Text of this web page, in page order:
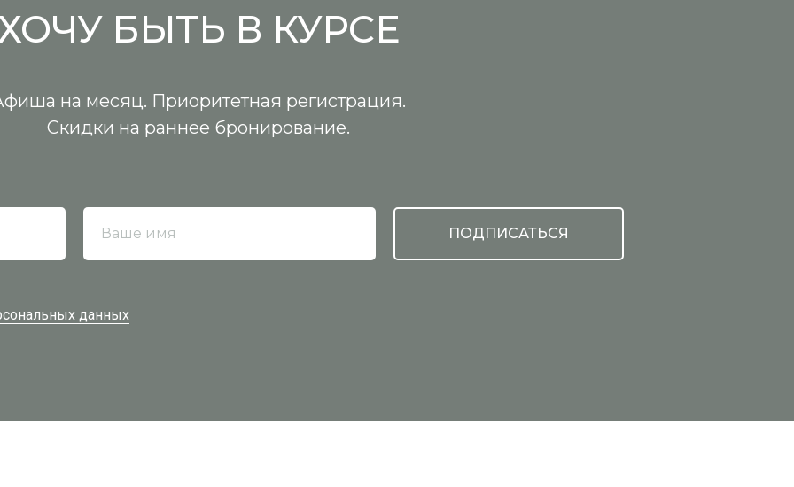
БЫТЬ В КУРСЕ
на месяц. Приоритетная регистрация.
Скидки на раннее бронирование.
Ваше имя
данных
ПОДПИСАТЬСЯ